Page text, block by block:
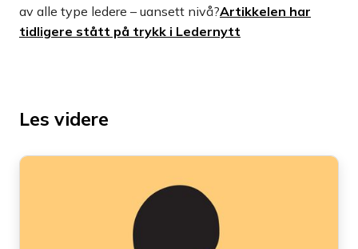
av alle type ledere – uansett nivå?Artikkelen har
tidligere stått på trykk i Ledernytt
Les videre